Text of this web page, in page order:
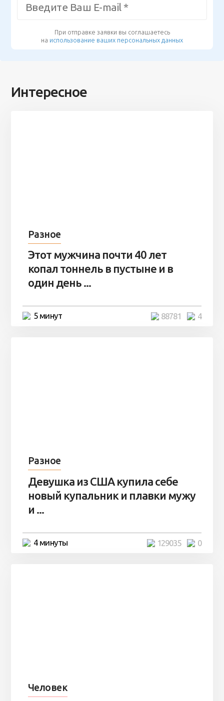
При отправке заявки вы соглашаетесь
на использование ваших персональных данных
Интересное
Разное
Этот мужчина почти 40 лет
копал тоннель в пустыне и в
один день ...
5 минут 4
88781
Разное
Девушка из США купила себе
новый купальник и плавки мужу
и ...
4 минуты 0
129035
Человек